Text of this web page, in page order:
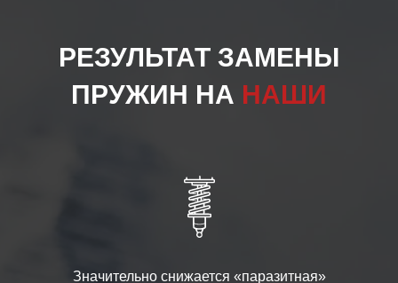
РЕЗУЛЬТАТ ЗАМЕНЫ
ПРУЖИН НА НАШИ
Значительно снижается «паразитная»